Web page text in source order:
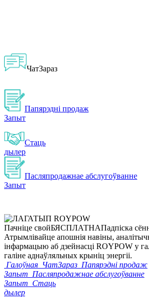
ЧатЗараз
Папярэдні продаж
Запыт
Стаць
дылер
Пасляпродажнае абслугоўванне
Запыт
Пачніце свойБЯСПЛАТНАПадпіска
Атрымлівайце апошнія навіны,
інфармацыю аб дзейнасці ROYPOW у
галіне аднаўляльных крыніц энергіі.
Галоўная ЧатЗараз Папярэдні продаж
Запыт Пасляпродажнае абслугоўванне
Запыт Стаць
дылер